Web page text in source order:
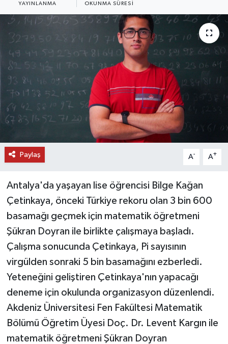
YAYINLANMA OKUNMA SÜRESI
Paylaş A- A+
Antalya'da yaşayan lise öğrencisi Bilge Kağan
Çetinkaya, önceki Türkiye rekoru olan 3 bin 600
basamağı geçmek için matematik öğretmeni
Şükran Doyran ile birlikte çalışmaya başladı.
Çalışma sonucunda Çetinkaya, Pi sayısının
virgülden sonraki 5 bin basamağını ezberledi.
Yeteneğini geliştiren Çetinkaya'nın yapacağı
deneme için okulunda organizasyon düzenlendi.
Akdeniz Üniversitesi Fen Fakültesi Matematik
Bölümü Öğretim Üyesi Doç. Dr. Levent Kargın ile
matematik öğretmeni Şükran Doyran
TURİZM
RÖPORTAJ
VİDEO HABERLER
YAZARLAR
RESMİ İLAN